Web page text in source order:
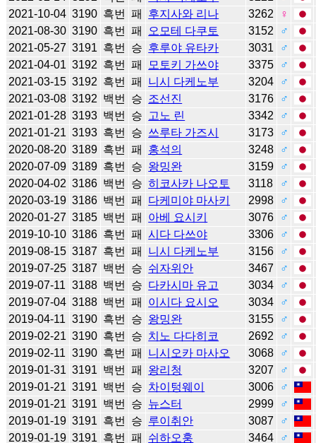
2021-10-04 3190 흑번 패 후지사와 리나 3262
♀
2021-08-30 3190 흑번 패 오모테 다쿠토 3152
♂
2021-05-27 3191 흑번 승 후루야 유타카 3031
♂
2021-04-01 3192 흑번 패 모토키 가쓰야 3375
♂
2021-03-15 3192 흑번 패 니시 다케노부 3204
♂
2021-03-08 3192 백번 승 조선진 3176
♂
2021-01-28 3193 백번 승 고노 린 3342
♂
2021-01-21 3193 흑번 승 쓰루타 가즈시 3173
♂
2020-08-20 3189 흑번 패 홍석의 3248
♂
2020-07-09 3189 흑번 승 왕밍완 3159
♂
2020-04-02 3186 백번 승 히코사카 나오토 3118
♂
2020-03-19 3186 백번 패 다케미야 마사키 2998
♂
2020-01-27 3185 백번 패 아베 요시키 3076
♂
2019-10-10 3186 흑번 패 시다 다쓰야 3306
♂
2019-08-15 3187 흑번 패 니시 다케노부 3156
♂
2019-07-25 3187 백번 승 쉬자위안 3467
♂
2019-07-11 3188 백번 승 다카시마 유고 3034
♂
2019-07-04 3188 백번 패 이시다 요시오 3034
♂
2019-04-11 3190 흑번 승 왕밍완 3155
♂
2019-02-21 3190 흑번 승 치노 다다히코 2692
♂
2019-02-11 3190 흑번 패 니시오카 마사오 3068
♂
2019-01-31 3191 백번 패 왕리청 3207
♂
2019-01-21 3191 백번 승 차이텅웨이 3006
♂
2019-01-21 3191 백번 승 뉴스터 2999
♂
2019-01-19 3191 흑번 승 루이취안 3087
♂
2019-01-19 3191 흑번 패 쉬하오훙 3464 ♂